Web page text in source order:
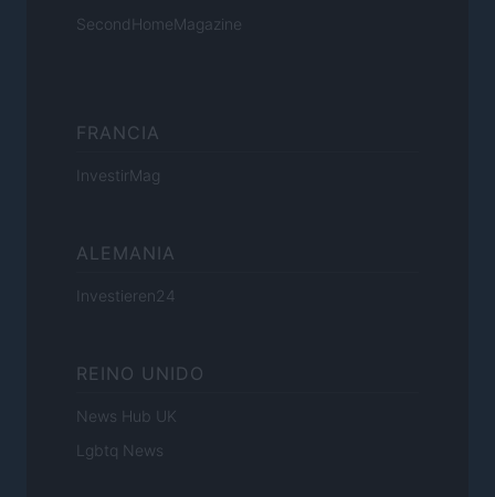
SecondHomeMagazine
FRANCIA
InvestirMag
ALEMANIA
Investieren24
REINO UNIDO
News Hub UK
Lgbtq News